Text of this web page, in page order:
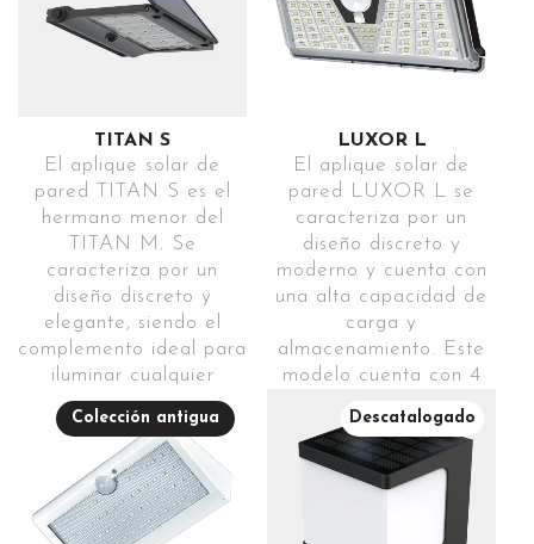
TITAN S
El aplique solar de
pared TITAN S es el
hermano menor del
TITAN M. Se
caracteriza por un
diseño discreto y
elegante, siendo el
complemento ideal para
iluminar cualquier
fachada o exterior sin
tener protagonismo.
TITAN S puede
instalarse por separado
en caso de necesitarlo,
también dispone de
LUXOR L
El aplique solar de
pared LUXOR L se
caracteriza por un
diseño discreto y
moderno y cuenta con
una alta capacidad de
carga y
almacenamiento. Este
modelo cuenta con 4
sensor de movimiento
con una distancia de
detección de 7 metros,
siendo una magnífica
opción para iluminar
Colección antigua Descatalogado